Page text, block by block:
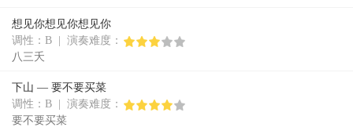
想见你想见你想见你
调性：B | 演奏难度：
八三夭
下山 — 要不要买菜
调性：B | 演奏难度：
要不要买菜